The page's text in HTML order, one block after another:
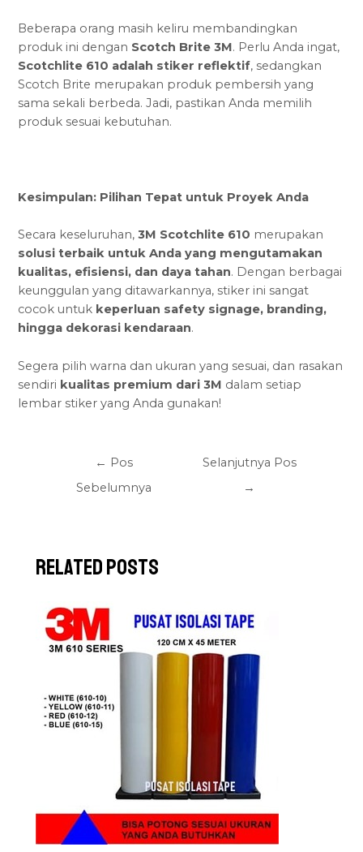
Beberapa orang masih keliru membandingkan
produk ini dengan Scotch Brite 3M. Perlu Anda ingat,
Scotchlite 610 adalah stiker reflektif, sedangkan
Scotch Brite merupakan produk pembersih yang
sama sekali berbeda. Jadi, pastikan Anda memilih
produk sesuai kebutuhan.
Kesimpulan: Pilihan Tepat untuk Proyek Anda
Secara keseluruhan,3M Scotchlite 610 merupakan
solusi terbaik untuk Anda yang mengutamakan
kualitas, efisiensi, dan daya tahan. Dengan berbagai
keunggulan yang ditawarkannya, stiker ini sangat
cocok untuk keperluan safety signage, branding,
hingga dekorasi kendaraan.
Segera pilih warna dan ukuran yang sesuai, dan rasakan
sendiri kualitas premium dari 3M dalam setiap
lembar stiker yang Anda gunakan!
← Pos
Sebelumnya
Selanjutnya Pos
→
Related Posts